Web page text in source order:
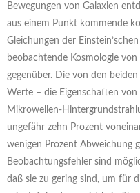
Bewegungen von Galaxien
aus einem Punkt kommende
Gleichungen der
beobachtende Kosmologie
gegenüber. Die von den
Werte – die Eigenschaften
Mikrowellen-
ungefähr zehn Prozent
wenigen Prozent Abweichung
Beobachtungsfehler sind
daß sie zu gering sind, um für